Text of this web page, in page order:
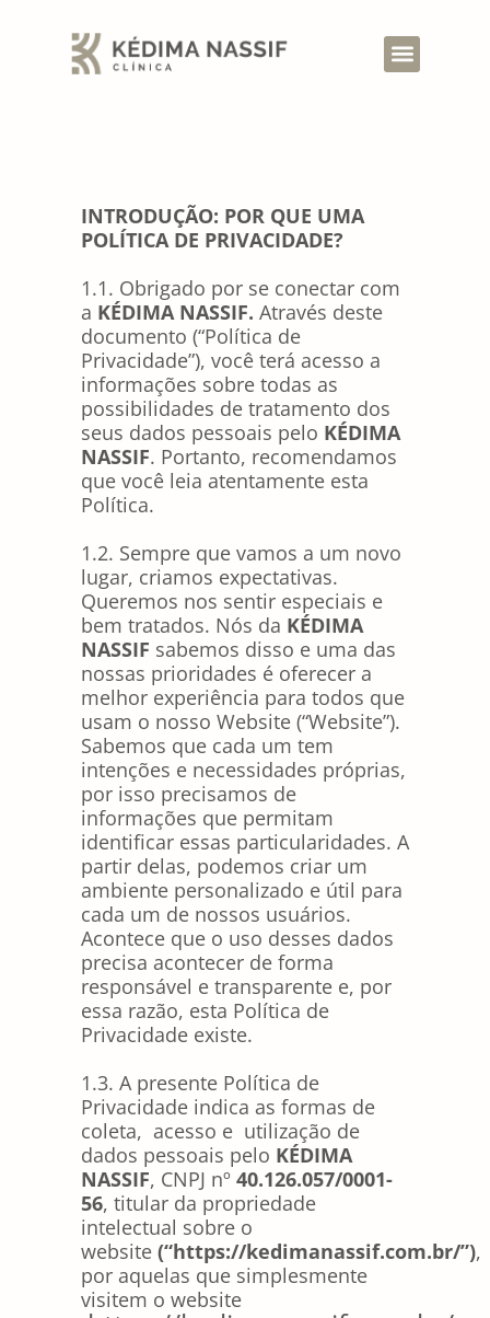
INTRODUÇÃO: POR QUE UMA
POLÍTICA DE PRIVACIDADE?
1.1. Obrigado por se conectar com
a KÉDIMA NASSIF. Através deste
documento (“Política de
Privacidade”), você terá acesso a
informações sobre todas as
possibilidades de tratamento dos
seus dados pessoais pelo KÉDIMA
NASSIF. Portanto, recomendamos
que você leia atentamente esta
Política.
1.2. Sempre que vamos a um novo
lugar, criamos expectativas.
Queremos nos sentir especiais e
bem tratados. Nós da KÉDIMA
NASSIF sabemos disso e uma das
nossas prioridades é oferecer a
melhor experiência para todos que
usam o nosso Website (“Website”).
Sabemos que cada um tem
intenções e necessidades próprias,
por isso precisamos de
informações que permitam
identificar essas particularidades. A
partir delas, podemos criar um
ambiente personalizado e útil para
cada um de nossos usuários.
Acontece que o uso desses dados
precisa acontecer de forma
responsável e transparente e, por
essa razão, esta Política de
Privacidade existe.
1.3. A presente Política de
Privacidade indica as formas de
coleta, acesso e utilização de
dados pessoais pelo KÉDIMA
NASSIF, CNPJ nº 40.126.057/0001-
56, titular da propriedade
intelectual sobre o
website (“https://kedimanassif.com.br/”),
por aquelas que simplesmente
visitem o website